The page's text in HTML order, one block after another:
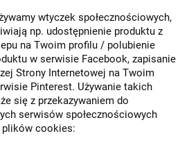
wtyczek społecznościowych,
np. udostępnienie produktu z
na Twoim profilu / polubienie
w serwisie Facebook, zapisanie
Strony Internetowej na Twoim
Pinterest. Używanie takich
się z przekazywaniem do
serwisów społecznościowych
cookies: